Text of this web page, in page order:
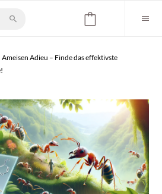
Ameisen Adieu – Finde das effektivste